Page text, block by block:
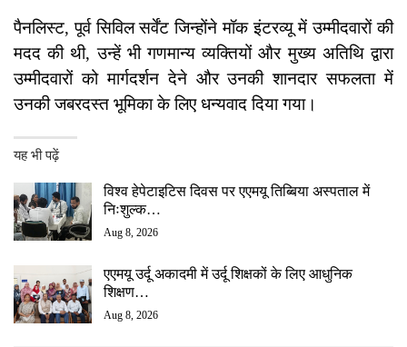
पैनलिस्ट, पूर्व सिविल सर्वेंट जिन्होंने मॉक इंटरव्यू में उम्मीदवारों की
मदद की थी, उन्हें भी गणमान्य व्यक्तियों और मुख्य अतिथि द्वारा
उम्मीदवारों को मार्गदर्शन देने और उनकी शानदार सफलता में
उनकी जबरदस्त भूमिका के लिए धन्यवाद दिया गया।
यह भी पढ़ें
विश्व हेपेटाइटिस दिवस पर एएमयू तिब्बिया अस्पताल में
निःशुल्क…
Aug 8, 2026
एएमयू उर्दू अकादमी में उर्दू शिक्षकों के लिए आधुनिक
शिक्षण…
Aug 8, 2026